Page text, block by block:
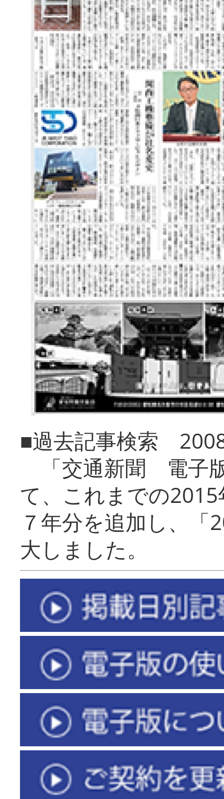
■過去記事検索
「交通新聞 電子
て、これまでの
７年分を追加し、「
大しまし